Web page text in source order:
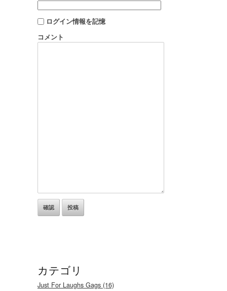
ログイン情報を記憶
コメント
カテゴリ
Just For Laughs Gags (16)